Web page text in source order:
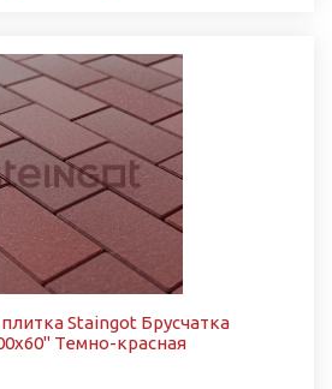
Staingot Брусчатка
Темно-красная